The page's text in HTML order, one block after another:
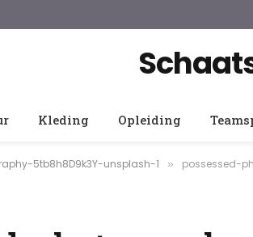
Kleding Opleiding
5tb8h8D9k3Y-unsplash-1 » possessed-